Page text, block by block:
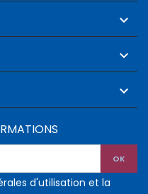



d'utilisation et la